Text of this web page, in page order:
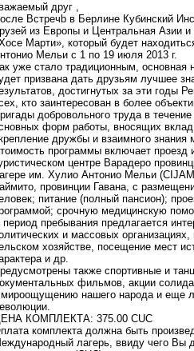
друг ,
Вcтречb в Берлине Кубинский
из Европы и Центральная Азии и
Марти», который будет
Мельи с 1 по 19 июля 2013 г.
уже стало традиционным, основная
призвана дать друзьям лучшее
достигнутых за эти годы
кто заинтересован в более
добровольного труда в
форм работы, вносящих
дружбы и взаимного
программы включает проезд
центре Варадеро
им. Хулио Антонио Мельи
провинции Гавана, с
питание (полный пансион);
срочную медицинскую
период пребывания предлагается
и массовых
хозяйстве, посещение мест
и др.
также спортивные и
фильмов, акции
нашего народа и еще
КОМПЛЕКТА: 375.00 CUC
комплекта должна быть
лагерь, ввиду чего Вы